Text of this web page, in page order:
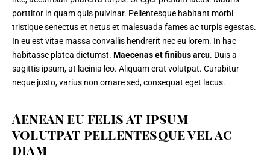
porttitor in quam quis pulvinar. Pellentesque habitant morbi
tristique senectus et netus et malesuada fames ac turpis egestas.
In eu est vitae massa convallis hendrerit nec eu lorem. In hac
habitasse platea dictumst. Maecenas et finibus arcu. Duis a
sagittis ipsum, at lacinia leo. Aliquam erat volutpat. Curabitur
neque justo, varius non ornare sed, consequat eget lacus.
Aenean eu felis at ipsum
volutpat pellentesque vel ac
diam